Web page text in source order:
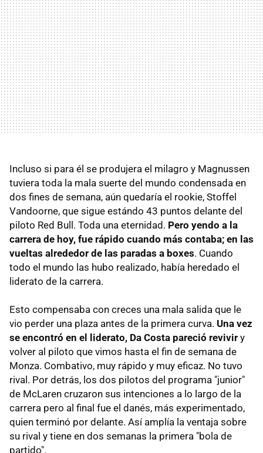
Incluso si para él se produjera el milagro y Magnussen
tuviera toda la mala suerte del mundo condensada en
dos fines de semana, aún quedaría el rookie, Stoffel
Vandoorne, que sigue estándo 43 puntos delante del
piloto Red Bull. Toda una eternidad. Pero yendo a la
carrera de hoy, fue rápido cuando más contaba; en las
vueltas alrededor de las paradas a boxes. Cuando
todo el mundo las hubo realizado, había heredado el
liderato de la carrera.
Esto compensaba con creces una mala salida que le
vio perder una plaza antes de la primera curva. Una vez
se encontró en el liderato, Da Costa pareció revivir y
volver al piloto que vimos hasta el fin de semana de
Monza. Combativo, muy rápido y muy eficaz. No tuvo
rival. Por detrás, los dos pilotos del programa "junior"
de McLaren cruzaron sus intenciones a lo largo de la
carrera pero al final fue el danés, más experimentado,
quien terminó por delante. Así amplía la ventaja sobre
su rival y tiene en dos semanas la primera "bola de
partido".